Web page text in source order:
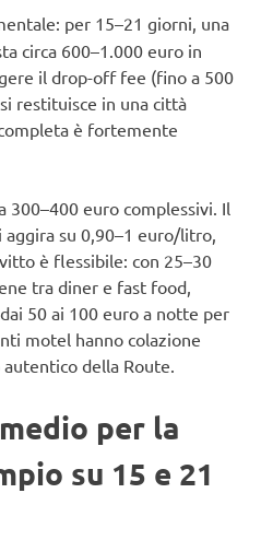
per 15–21 giorni, una
circa 600–1.000 euro in
il drop-off fee (fino a 500
restituisce in una città
è fortemente
300–400 euro complessivi. Il
su 0,90–1 euro/litro,
è flessibile: con 25–30
tra diner e fast food,
50 ai 100 euro a notte per
motel hanno colazione
della Route.
per la
su 15 e 21